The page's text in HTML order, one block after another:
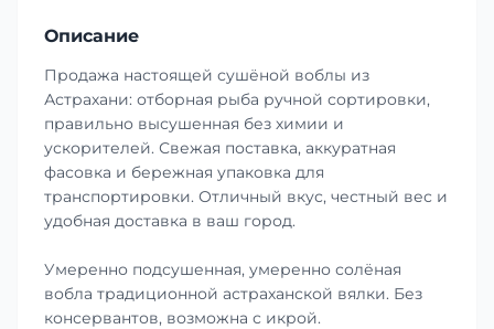
Описание
Продажа настоящей сушёной воблы из
Астрахани: отборная рыба ручной сортировки,
правильно высушенная без химии и
ускорителей. Свежая поставка, аккуратная
фасовка и бережная упаковка для
транспортировки. Отличный вкус, честный вес и
удобная доставка в ваш город.
Умеренно подсушенная, умеренно солёная
вобла традиционной астраханской вялки. Без
консервантов, возможна с икрой.